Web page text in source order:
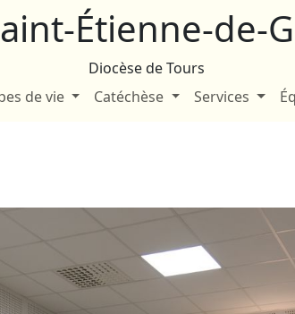
Étienne-de-
Diocèse de Tours
de vie Catéchèse Services